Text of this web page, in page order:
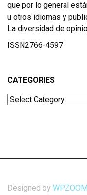
que por lo general
u otros idiomas y
La diversidad de
ISSN2766-4597
CATEGORIES
Categories
Designed by WPZOOM